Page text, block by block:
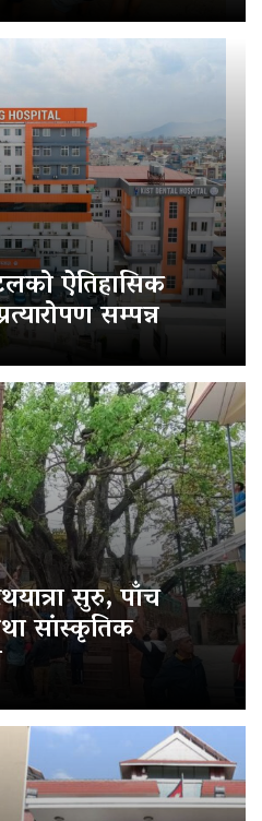
ऐतिहासिक
सम्पन्न
सुरु, पाँच
सांस्कृतिक